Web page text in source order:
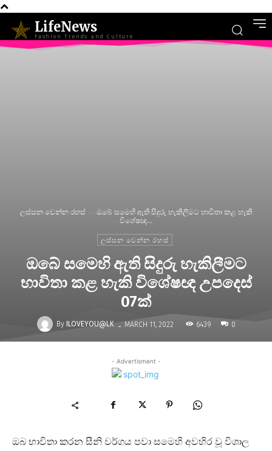
LifeNews
Fashion Trends and Culture
ලස්සන වෙන්න රහස්
ඔබේ ස‍මෙහි ඇති සිදුරු හැකිලීමට භාවිතා කළ හැකි
විශේෂඥ...
ලස්සන වෙන්න රහස්
ඔබේ ස‍මෙහි ඇති සිදුරු හැකිලීමට
භාවිතා කළ හැකි විශේෂඥ උපදෙස්
07ක්
By ILOVEYOU@LK - MARCH 11, 2022 6439 0
- Advertisment -
ඔබ භාවිතා කරන සීනි වර්ගය පවා සමෙහි අවහිර වූ විශාල